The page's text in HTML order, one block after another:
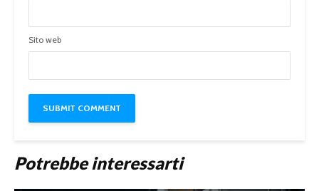
Sito web
Potrebbe interessarti